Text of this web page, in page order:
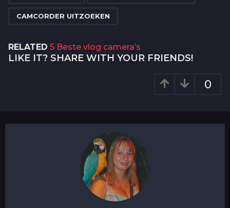
t
i
CAMCORDER UITZOEKEN
RELATED 5 Beste vlog camera’s
LIKE IT? SHARE WITH YOUR FRIENDS!
0